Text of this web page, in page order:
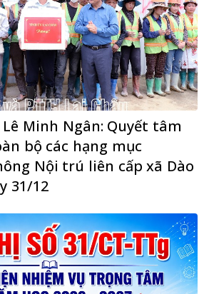
Minh Ngân: Quyết tâm
bộ các hạng mục
Nội trú liên cấp xã Dào
31/12